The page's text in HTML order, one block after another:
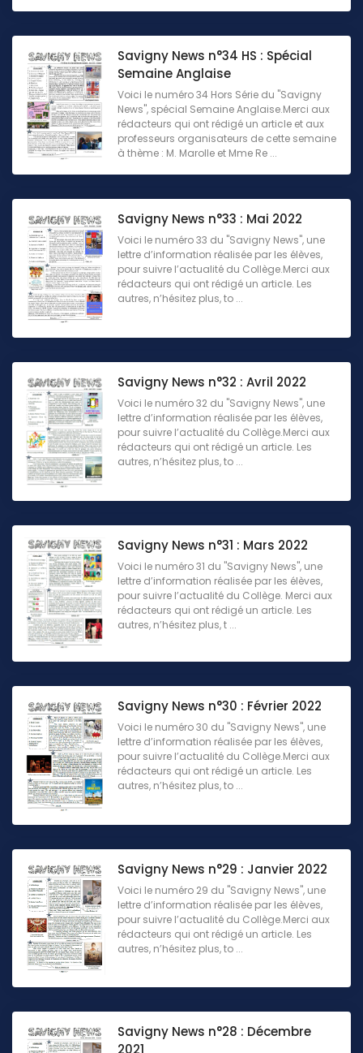
Savigny News n°34 HS : Spécial
Semaine Anglaise
Voici le numéro 34 Hors Série du "Savigny
News", spécial Semaine Anglaise.Merci aux
rédacteurs qui ont rédigé un article et aux
professeurs organisateurs de cette semaine
à thème : M. Marolle et Mme Re ...
Savigny News n°33 : Mai 2022
Voici le numéro 33 du "Savigny News", une
lettre d’information réalisée par les élèves,
pour suivre l’actualité du Collège.Merci aux
rédacteurs qui ont rédigé un article. Les
autres, n’hésitez plus, to ...
Savigny News n°32 : Avril 2022
Voici le numéro 32 du "Savigny News", une
lettre d’information réalisée par les élèves,
pour suivre l’actualité du Collège.Merci aux
rédacteurs qui ont rédigé un article. Les
autres, n’hésitez plus, to ...
Savigny News n°31 : Mars 2022
Voici le numéro 31 du "Savigny News", une
lettre d’information réalisée par les élèves,
pour suivre l’actualité du Collège. Merci aux
rédacteurs qui ont rédigé un article. Les
autres, n’hésitez plus, t ...
Savigny News n°30 : Février 2022
Voici le numéro 30 du "Savigny News", une
lettre d’information réalisée par les élèves,
pour suivre l’actualité du Collège.Merci aux
rédacteurs qui ont rédigé un article. Les
autres, n’hésitez plus, to ...
Savigny News n°29 : Janvier 2022
Voici le numéro 29 du "Savigny News", une
lettre d’information réalisée par les élèves,
pour suivre l’actualité du Collège.Merci aux
rédacteurs qui ont rédigé un article. Les
autres, n’hésitez plus, to ...
Savigny News n°28 : Décembre
2021